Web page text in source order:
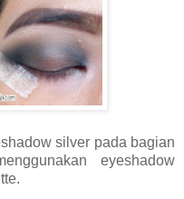
silver pada bagian
eyeshadow